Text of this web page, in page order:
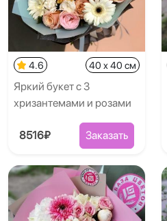
4.6 40 x 40 см
Яркий букет с 3
хризантемами и розами
8516₽ Заказать